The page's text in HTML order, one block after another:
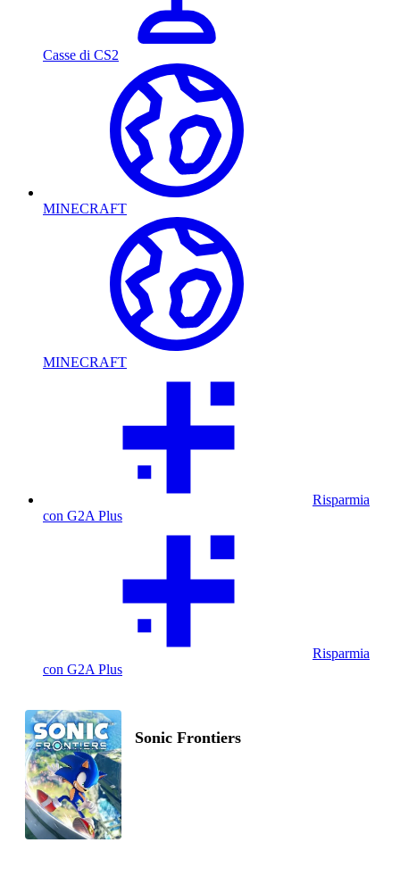
Casse di CS2
MINECRAFT
MINECRAFT
Risparmia
con G2A Plus
Risparmia
con G2A Plus
Sonic Frontiers